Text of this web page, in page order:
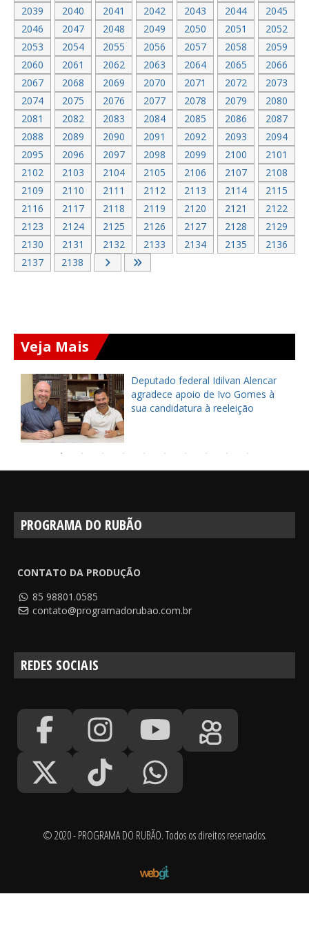
2039
2040 2041 2042 2043 2044
2045
2046
2047 2048 2049 2050 2051
2052
2053
2054 2055 2056 2057 2058
2059
2060
2061 2062 2063 2064 2065
2066
2067
2068 2069 2070 2071 2072
2073
2074
2075 2076 2077 2078 2079
2080
2081
2082 2083 2084 2085 2086
2087
2088
2089 2090 2091 2092 2093
2094
2095
2096 2097 2098 2099 2100
2101
2102
2103 2104 2105 2106 2107
2108
2109
2110 2111 2112 2113 2114
2115
2116
2117 2118 2119 2120 2121
2122
2123
2124 2125 2126 2127 2128
2129
2130
2131 2132 2133 2134 2135
2136
2137
2138
Veja Mais
Prefeito Dr. Leonildo entrega CRAS
do Sereno reformado e
modernizado em Ocara
PROGRAMA DO RUBÃO
CONTATO DA PRODUÇÃO
85 98801.0585
contato@programadorubao.com.br
REDES SOCIAIS
© 2020 - PROGRAMA DO RUBÃO. Todos os direitos reservados.